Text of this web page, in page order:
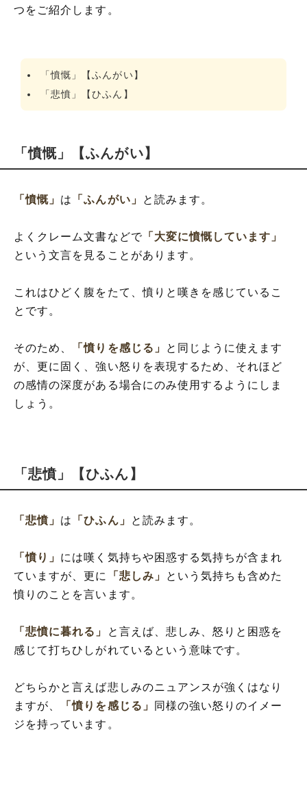
つをご紹介します。
「憤慨」【ふんがい】
「悲憤」【ひふん】
「憤慨」【ふんがい】
「憤慨」 は 「ふんがい」 と読みます。
よくクレーム文書などで「大変に憤慨しています」
という文言を見ることがあります。
これはひどく腹をたて、憤りと嘆きを感じているこ
とです。
そのため、 「憤りを感じる」
と同じように使えます
が、更に固く、強い怒りを表現するため、それほど
の感情の深度がある場合にのみ使用するようにしま
しょう。
「悲憤」【ひふん】
「悲憤」 は 「ひふん」 と読みます。
「憤り」 には嘆く気持ちや困惑する気持ちが含まれ
ていますが、更に
「悲しみ」
という気持ちも含めた
憤りのことを言います。
「悲憤に暮れる」
と言えば、悲しみ、怒りと困惑を
感じて打ちひしがれているという意味です。
どちらかと言えば悲しみのニュアンスが強くはなり
ますが、
「憤りを感じる」
同様の強い怒りのイメー
ジを持っています。